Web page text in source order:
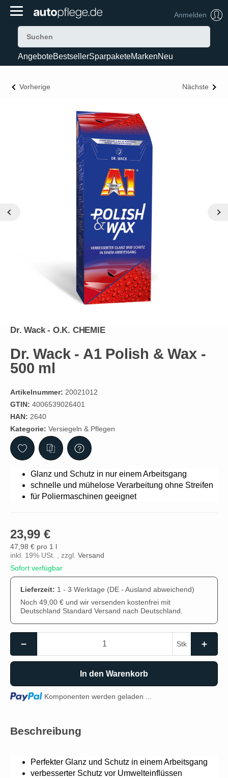
Anmelden
AngeboteBestsellerSparpaketeMarkenNeu
Vorherige Nächste
Dr. Wack - O.K. CHEMIE
Dr. Wack - A1 Polish & Wax -
500 ml
Artikelnummer: 20021012
GTIN: 4006539026401
HAN: 2640
Kategorie: Versiegeln & Pflegen
Glanz und Schutz in nur einem Arbeitsgang
schnelle und mühelose Verarbeitung ohne Streifen
für Poliermaschinen geeignet
23,99 €
47,98 € pro 1 l
inkl. 19% USt. , zzgl. Versand
Sofort verfügbar
Lieferzeit: 1 - 3 Werktage (DE - Ausland abweichend)
Noch 49,00 € und wir versenden kostenfrei mit
Deutschland Standard Versand nach Deutschland.
Stk
In den Warenkorb
Loading... Komponenten werden geladen ...
Beschreibung
Perfekter Glanz und Schutz in einem Arbeitsgang
verbesserter Schutz vor Umwelteinflüssen